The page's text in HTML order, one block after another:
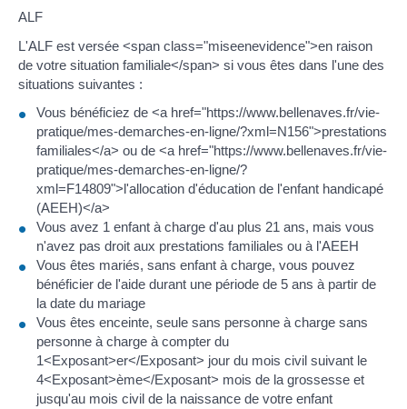
ALF
L'ALF est versée <span class="miseenevidence">en raison
de votre situation familiale</span> si vous êtes dans l'une des
situations suivantes :
Vous bénéficiez de <a href="https://www.bellenaves.fr/vie-
pratique/mes-demarches-en-ligne/?xml=N156">prestations
familiales</a> ou de <a href="https://www.bellenaves.fr/vie-
pratique/mes-demarches-en-ligne/?
xml=F14809">l'allocation d'éducation de l'enfant handicapé
(AEEH)</a>
Vous avez 1 enfant à charge d'au plus 21 ans, mais vous
n'avez pas droit aux prestations familiales ou à l'AEEH
Vous êtes mariés, sans enfant à charge, vous pouvez
bénéficier de l'aide durant une période de 5 ans à partir de
la date du mariage
Vous êtes enceinte, seule sans personne à charge sans
personne à charge à compter du
1<Exposant>er</Exposant> jour du mois civil suivant le
4<Exposant>ème</Exposant> mois de la grossesse et
jusqu'au mois civil de la naissance de votre enfant